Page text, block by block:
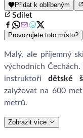
Přidat k oblíbeným
Sdílet
Provozujete toto místo?
Malý, ale příjemný
východních
instruktoři dětské
zalyžovat na 600
metrů.
Zobrazit více